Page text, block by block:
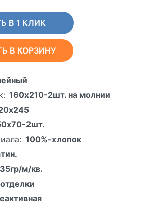
В 1 КЛИК
В КОРЗИНУ
160х210-2шт. на молнии
2шт.
100%-хлопок
м/кв.